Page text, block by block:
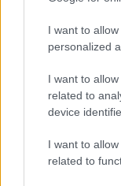
I want to
personalized
I want to
related to
device
I want to
related to